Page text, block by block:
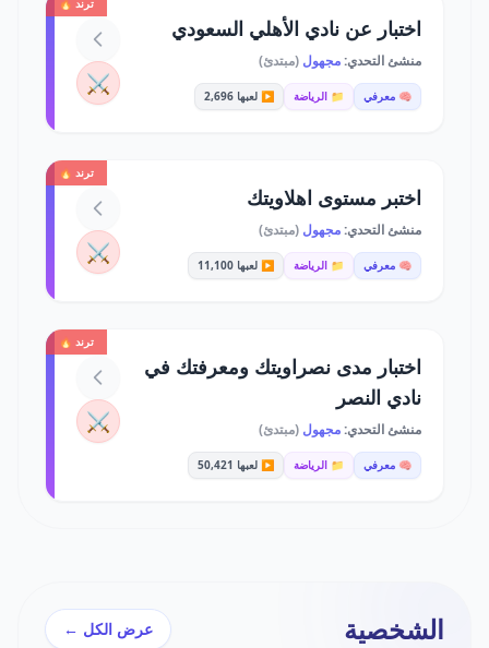
ترند 🔥
اختبار عن نادي الأهلي السعودي
منشئ التحدي:مجهول (مبتدئ)
🧠 معرفي 📁 الرياضة ▶️ لعبها 2,696 ⚔️
ترند 🔥
اختبر مستوى اهلاويتك
منشئ التحدي:مجهول (مبتدئ)
🧠 معرفي 📁 الرياضة ▶️ لعبها 11,100 ⚔️
ترند 🔥
اختبار مدى نصراويتك ومعرفتك في
نادي النصر
منشئ التحدي:مجهول (مبتدئ)
🧠 معرفي 📁 الرياضة ▶️ لعبها 50,421
⚔️
الشخصية عرض الكل ←